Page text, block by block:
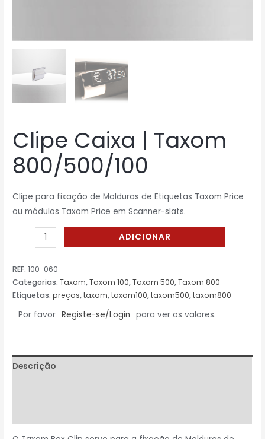
Clipe Caixa | Taxom
800/500/100
Clipe para fixação de Molduras de Etiquetas Taxom Price
ou módulos Taxom Price em Scanner-slats.
ADICIONAR
REF:100-060
Categorias:Taxom,Taxom 100,Taxom 500,Taxom 800
Etiquetas:preços,taxom,taxom100,taxom500,taxom800
Por favor Registe-se/Login para ver os valores.
Descrição